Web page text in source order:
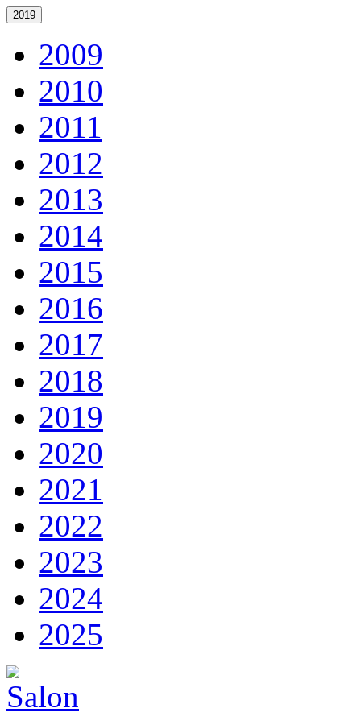
2019
2009
2010
2011
2012
2013
2014
2015
2016
2017
2018
2019
2020
2021
2022
2023
2024
2025